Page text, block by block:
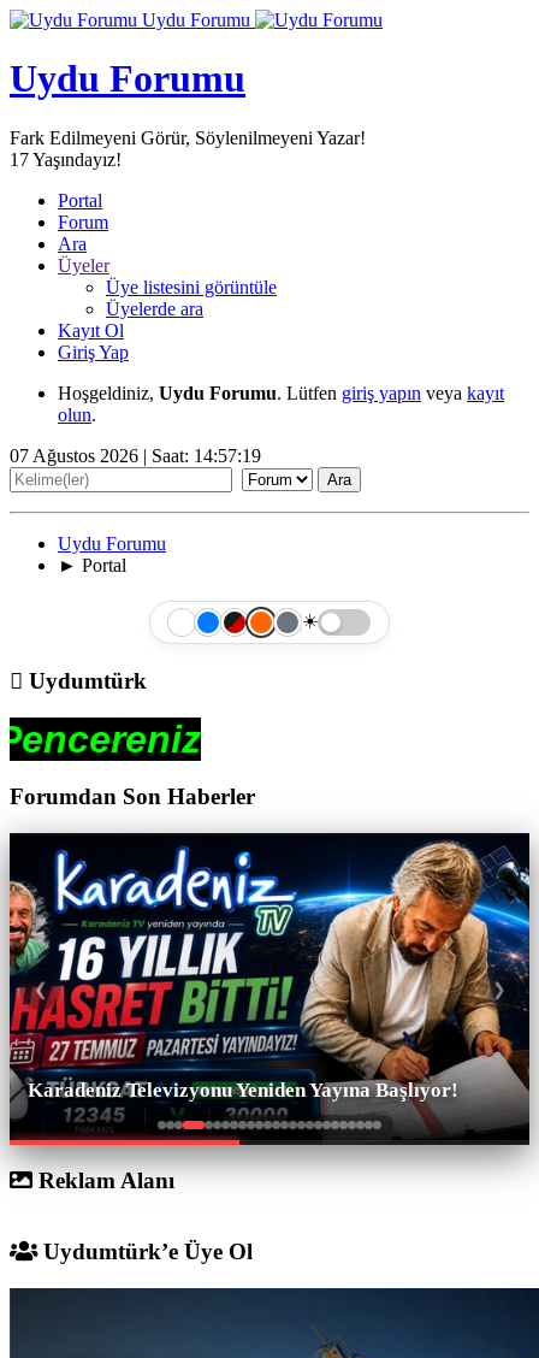
Uydu Forumu
Uydu Forumu
Fark Edilmeyeni Görür, Söylenilmeyeni Yazar!
17Yaşındayız!
Portal
Forum
Ara
Üyeler
Üye listesini görüntüle
Üyelerde ara
Kayıt Ol
Giriş Yap
Hoşgeldiniz, Uydu Forumu. Lütfen giriş yapın veya kayıt
olun.
07 Ağustos 2026 | Saat: 14:57:21
Uydu Forumu
► Portal
☀️
Uydumtürk
Forumdan Son Haberler
❮ ❯
Karadeniz Televizyonu Yeniden Yayına Başlıyor!
Reklam Alanı
Uydumtürk’e Üye Ol